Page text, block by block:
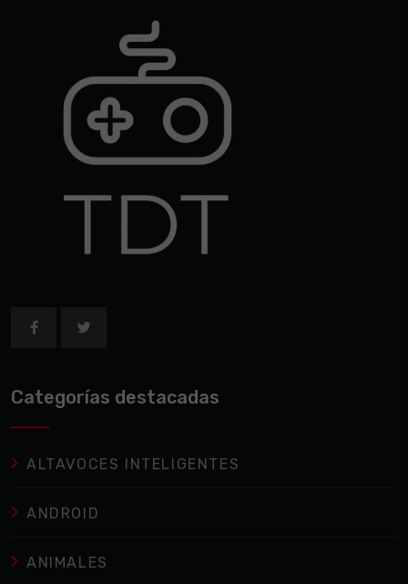
Categorías destacadas
ALTAVOCES INTELIGENTES
ANDROID
ANIMALES